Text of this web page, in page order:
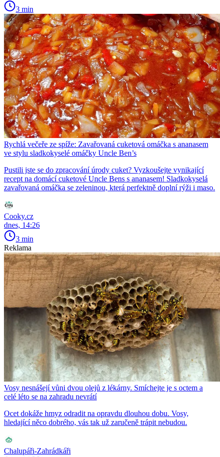
3 min
Rychlá večeře ze spíže: Zavařovaná cuketová omáčka s ananasem
ve stylu sladkokyselé omáčky Uncle Ben’s
Pustili jste se do zpracování úrody cuket? Vyzkoušejte vynikající
recept na domácí cuketové Uncle Bens s ananasem! Sladkokyselá
zavařovaná omáčka se zeleninou, která perfektně doplní rýži i maso.
Cooky.cz
dnes, 14:26
3 min
Reklama
Vosy nesnášejí vůni dvou olejů z lékárny. Smíchejte je s octem a
celé léto se na zahradu nevrátí
Ocet dokáže hmyz odradit na opravdu dlouhou dobu. Vosy,
hledající něco dobrého, vás tak už zaručeně trápit nebudou.
Chalupáři-Zahrádkáři